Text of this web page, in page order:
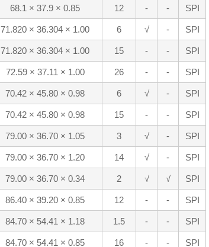
68.1 × 37.9 × 0.85 12 - - SPI
71.820 × 36.304 × 1.00 6 √ - SPI
71.820 × 36.304 × 1.00 15 - - SPI
72.59 × 37.11 × 1.00 26 - - SPI
70.42 × 45.80 × 0.98 6 √ - SPI
70.42 × 45.80 × 0.98 15 - - SPI
79.00 × 36.70 × 1.05 3 √ - SPI
79.00 × 36.70 × 1.20 14 √ - SPI
79.00 × 36.70 × 0.34 2 √ √ SPI
86.40 × 39.20 × 0.85 12 - - SPI
84.70 × 54.41 × 1.18 1.5 - - SPI
84.70 × 54.41 × 0.85 16 - - SPI